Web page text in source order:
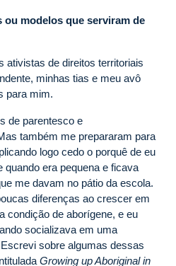
modelos que serviram de
ativistas de direitos territoriais
minhas tias e meu avô
para mim.
de parentesco e
também me prepararam para
logo cedo o porquê de eu
era pequena e ficava
me davam no pátio da escola.
diferenças ao crescer em
condição de aborígene, e eu
socializava em uma
sobre algumas dessas
Growing up Aboriginal in